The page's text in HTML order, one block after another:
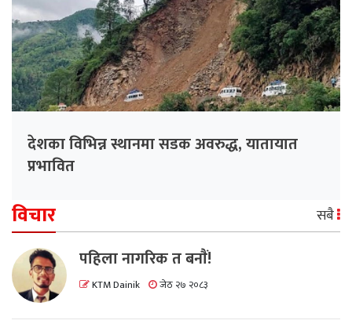
देशका विभिन्न स्थानमा सडक अवरुद्ध, यातायात
प्रभावित
विचार सबै
पहिला नागरिक त बनाैं!
KTM Dainik जेठ २७ २०८३